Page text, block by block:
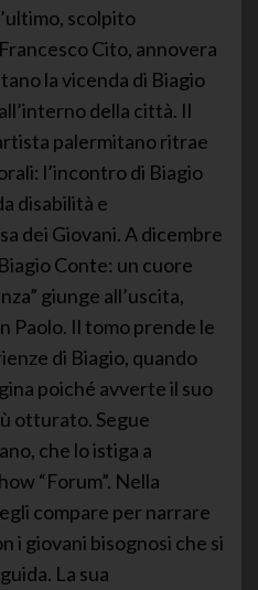
scolpito
Cito, annovera
la vicenda di Biagio
della città. Il
palermitano ritrae
l’incontro di Biagio
disabilità e
dei Giovani. A dicembre
Conte: un cuore
giunge all’uscita,
Paolo. Il tomo prende le
di Biagio, quando
poiché avverte il suo
otturato. Segue
che lo istiga a
“Forum”. Nella
compare per narrare
i giovani bisognosi che si
La sua